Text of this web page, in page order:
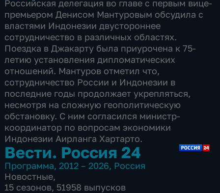
Российская делегация во главе с первым вице-
премьером Денисом Мантуровым обсудила с
властями Индонезии двустороннее
сотрудничество в различных областях.
Поездка в Джакарту была приурочена к 75-
летию установления дипломатических
отношений. Мантуров отметил что,
сотрудничество России и Индонезии в
последние годы продолжает укрепляться,
несмотря на сложную геополитическую
обстановку. С ним согласился министр-
координатор по вопросам экономики
Индонезии Аирланга Хартарто.
Вести. Россия 24
Программа, 2012 – 2026, Россия
Новостные,
15 сезонов, 51958 выпусков